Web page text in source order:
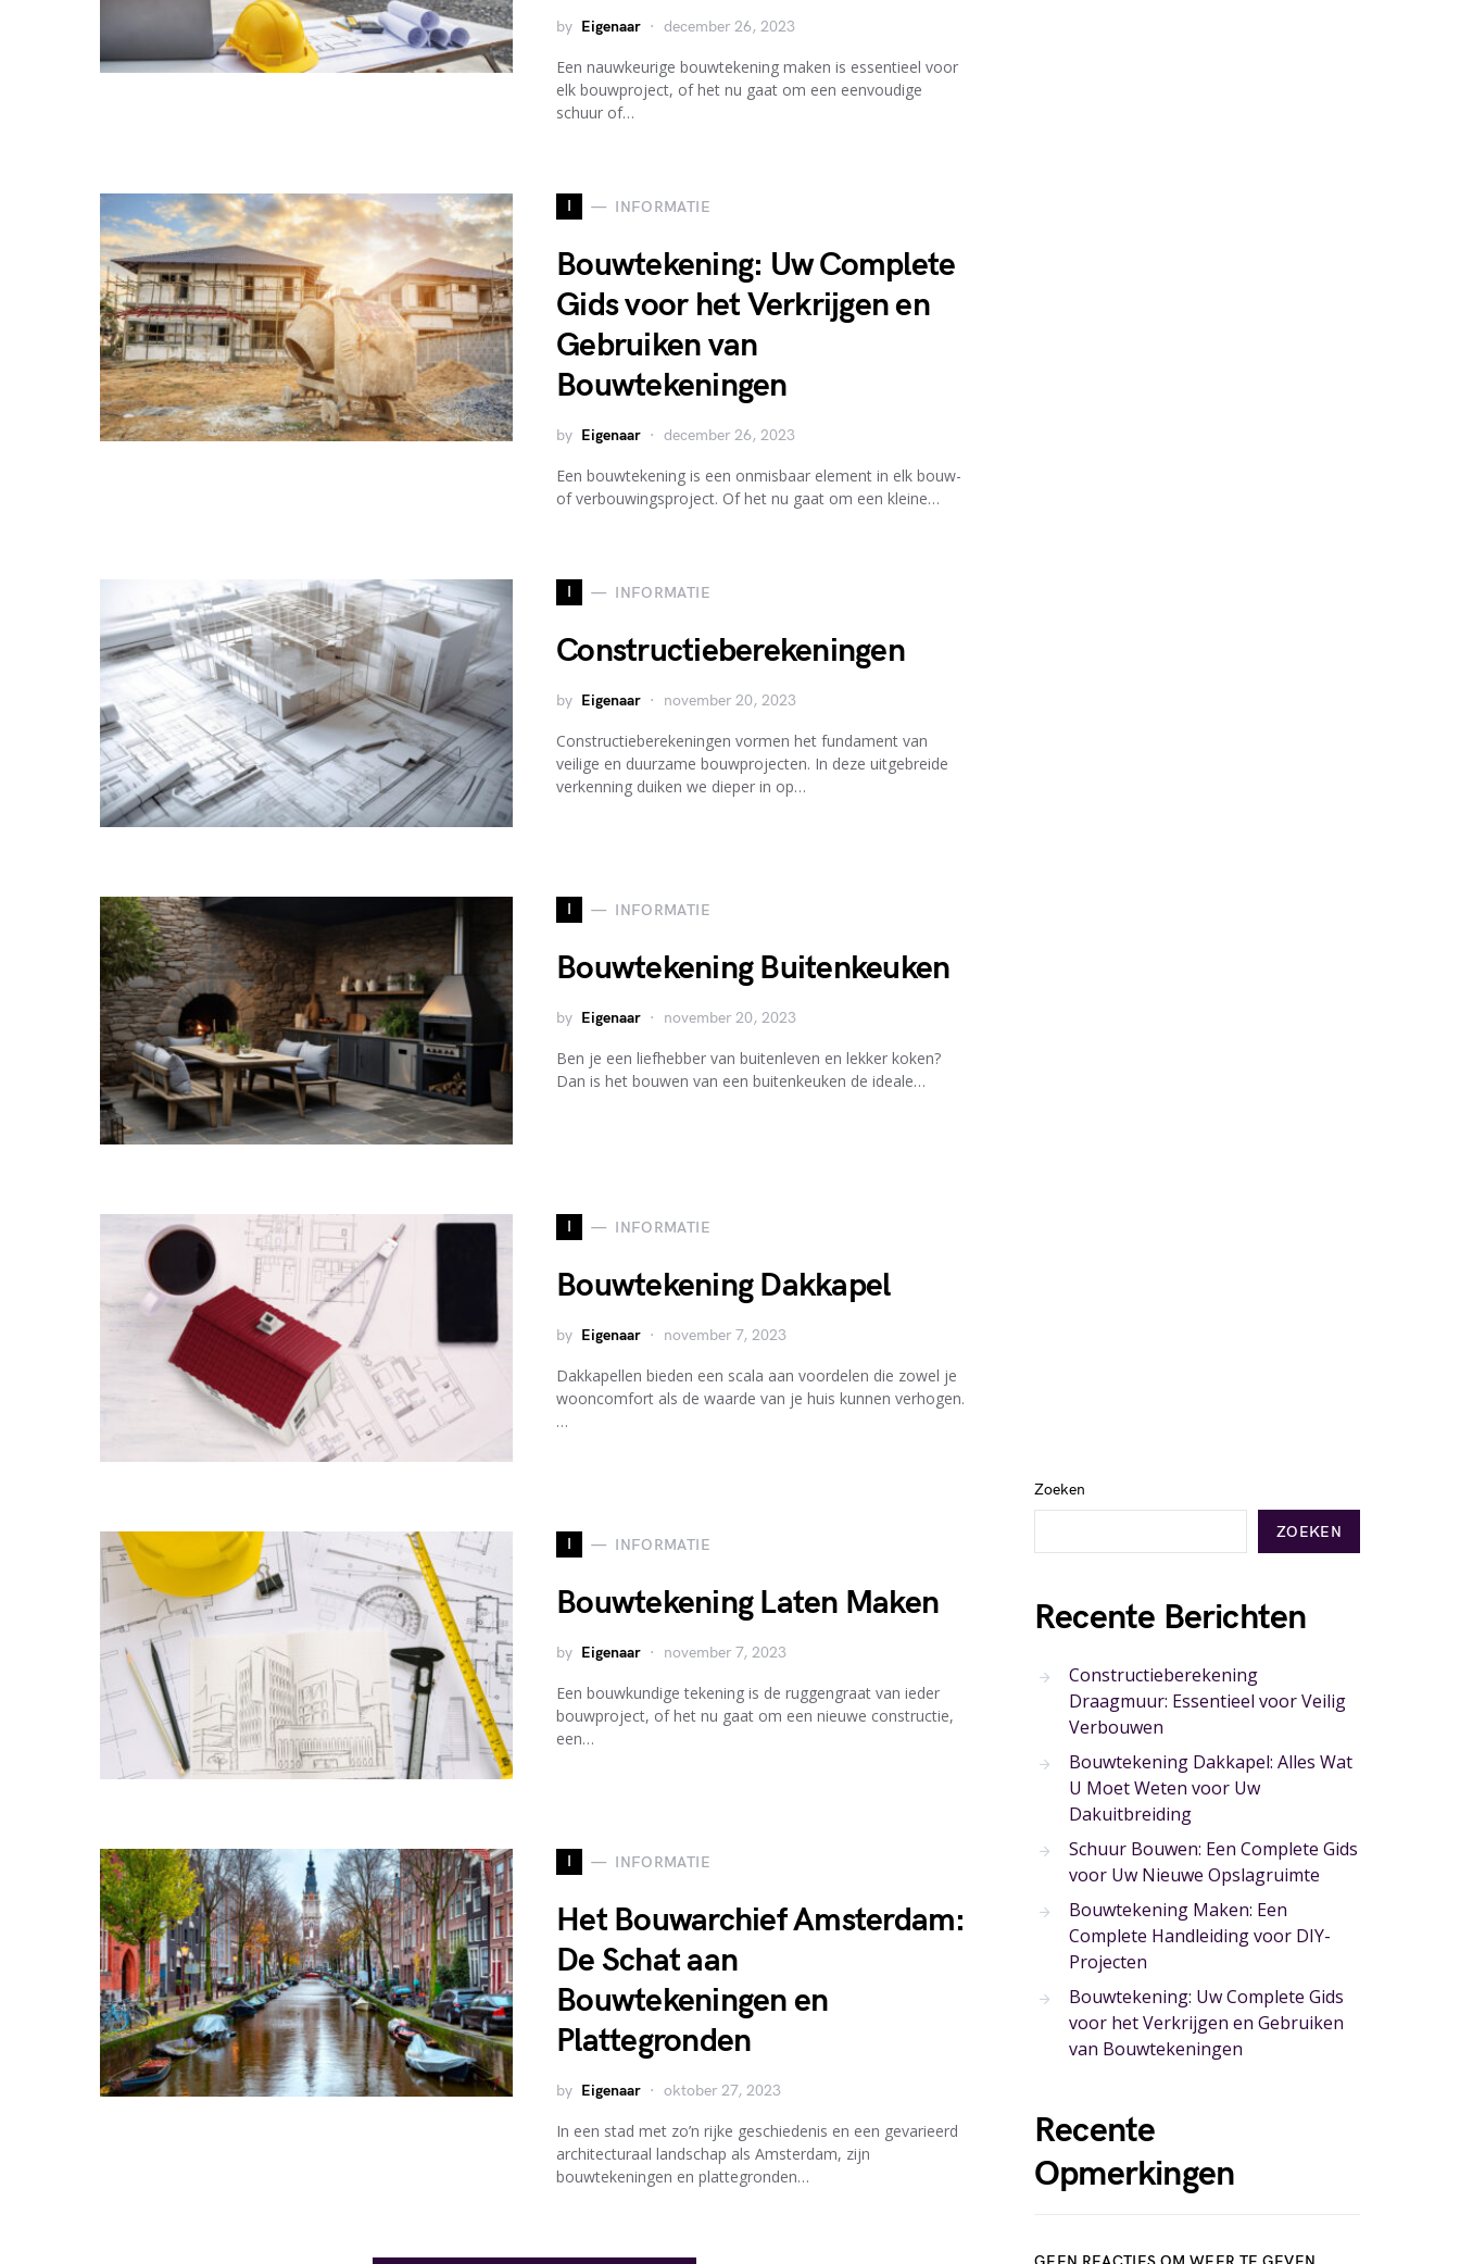
by Eigenaar december 26, 2023
Een nauwkeurige bouwtekening maken is essentieel voor
elk bouwproject, of het nu gaat om een eenvoudige
schuur of…
I INFORMATIE
Bouwtekening: Uw Complete
Gids voor het Verkrijgen en
Gebruiken van
Bouwtekeningen
by Eigenaar december 26, 2023
Een bouwtekening is een onmisbaar element in elk bouw-
of verbouwingsproject. Of het nu gaat om een kleine…
I INFORMATIE
Constructieberekeningen
by Eigenaar november 20, 2023
Constructieberekeningen vormen het fundament van
veilige en duurzame bouwprojecten. In deze uitgebreide
verkenning duiken we dieper in op…
I INFORMATIE
Bouwtekening Buitenkeuken
by Eigenaar november 20, 2023
Ben je een liefhebber van buitenleven en lekker koken?
Dan is het bouwen van een buitenkeuken de ideale…
I INFORMATIE
Bouwtekening Dakkapel
by Eigenaar november 7, 2023
Dakkapellen bieden een scala aan voordelen die zowel je
wooncomfort als de waarde van je huis kunnen verhogen.
…
I INFORMATIE
Bouwtekening Laten Maken
by Eigenaar november 7, 2023
Een bouwkundige tekening is de ruggengraat van ieder
bouwproject, of het nu gaat om een nieuwe constructie,
een…
I INFORMATIE
Het Bouwarchief Amsterdam:
De Schat aan
Bouwtekeningen en
Plattegronden
by Eigenaar oktober 27, 2023
In een stad met zo’n rijke geschiedenis en een gevarieerd
architecturaal landschap als Amsterdam, zijn
bouwtekeningen en plattegronden…
Zoeken
ZOEKEN
Recente Berichten
Constructieberekening
Draagmuur: Essentieel voor Veilig
Verbouwen
Bouwtekening Dakkapel: Alles Wat
U Moet Weten voor Uw
Dakuitbreiding
Schuur Bouwen: Een Complete Gids
voor Uw Nieuwe Opslagruimte
Bouwtekening Maken: Een
Complete Handleiding voor DIY-
Projecten
Bouwtekening: Uw Complete Gids
voor het Verkrijgen en Gebruiken
van Bouwtekeningen
Recente
Opmerkingen